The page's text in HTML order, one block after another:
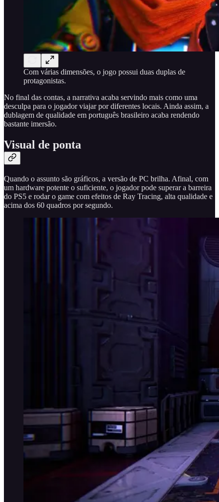
Com várias dimensões, o jogo possui duas duplas de
protagonistas.
No final das contas, a narrativa acaba servindo mais como uma
desculpa para o jogador viajar por diferentes locais. Ainda assim, a
dublagem de qualidade em português brasileiro acaba rendendo
bastante imersão.
Visual de ponta
Quando o assunto são gráficos, a versão de PC brilha. Afinal, com
um hardware potente o suficiente, o jogador pode superar a barreira
do PS5 e rodar o game com efeitos de Ray Tracing, alta qualidade e
acima dos 60 quadros por segundo.